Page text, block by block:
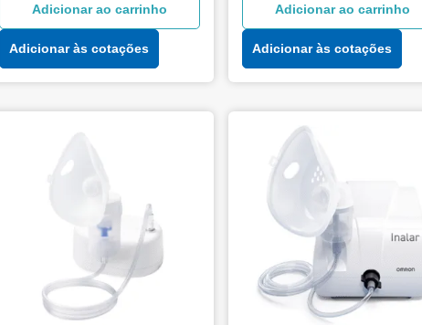
Adicionar ao carrinho
Adicionar às cotações
Adicionar ao carrinho
Adicionar às cotações